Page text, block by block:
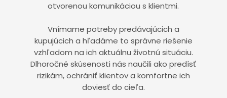
otvorenou komunikáciou s klientmi.
Vnímame potreby predávajúcich a
kupujúcich a hľadáme to správne riešenie
vzhľadom na ich aktuálnu životnú situáciu.
Dlhoročné skúsenosti nás naučili ako predísť
rizikám, ochrániť klientov a komfortne ich
doviesť do cieľa.